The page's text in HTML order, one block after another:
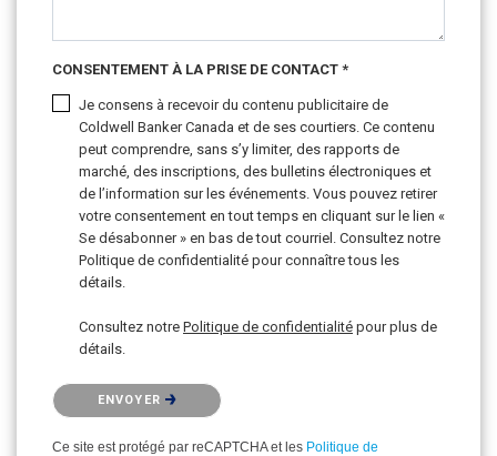
CONSENTEMENT À LA PRISE DE CONTACT *
Je consens à recevoir du contenu publicitaire de
Coldwell Banker Canada et de ses courtiers. Ce contenu
peut comprendre, sans s’y limiter, des rapports de
marché, des inscriptions, des bulletins électroniques et
de l’information sur les événements. Vous pouvez retirer
votre consentement en tout temps en cliquant sur le lien «
Se désabonner » en bas de tout courriel. Consultez notre
Politique de confidentialité pour connaître tous les
détails.
Consultez notre Politique de confidentialité pour plus de
détails.
Veuillez confirmer que vous n'êtes pas un robot.
ENVOYER
Ce site est protégé par reCAPTCHA et les Politique de